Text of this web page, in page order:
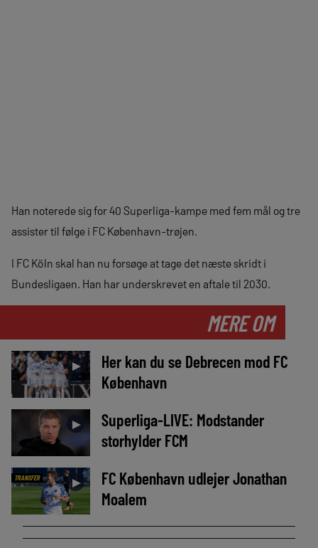
Han noterede sig for 40 Superliga-kampe med fem mål og tre
assister til følge i FC København-trøjen.
I FC Köln skal han nu forsøge at tage det næste skridt i
Bundesligaen. Han har underskrevet en aftale til 2030.
MERE OM
►
Her kan du se Debrecen mod FC
København
►
Superliga-LIVE: Modstander
storhylder FCM
TRANSFER ►
FC København udlejer Jonathan
Moalem